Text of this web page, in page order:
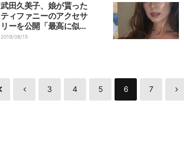
武田久美子、娘が貰った
ティファニーのアクセサ
リーを公開「最高に似合
う年齢」
2019/08/15
3 4 5 6 7